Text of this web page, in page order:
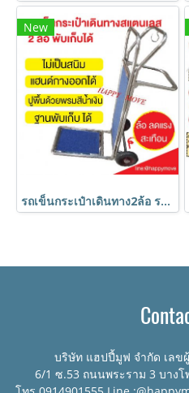
New
รถเข็นกระเป๋าเดินทาง2ล้อ รถเข็นสแตนเลส รถเข็นบริการลูกค้า รถเข็นโรงแรม รถเข็น2ล้อพับได้ HORECAT code 24724
บริษัท แฮปปี้มูฟ จำกัด เลข
6/1 ซ.53 ถนนพระราม 3 บาง